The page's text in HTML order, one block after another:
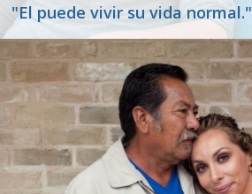
"El puede vivir su vida normal."